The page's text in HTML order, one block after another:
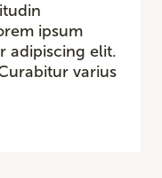
ipsum
adipiscing elit.
varius